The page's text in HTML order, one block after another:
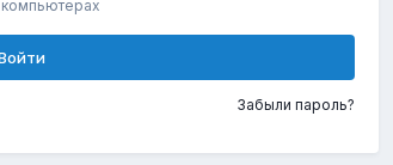
Забыли пароль?